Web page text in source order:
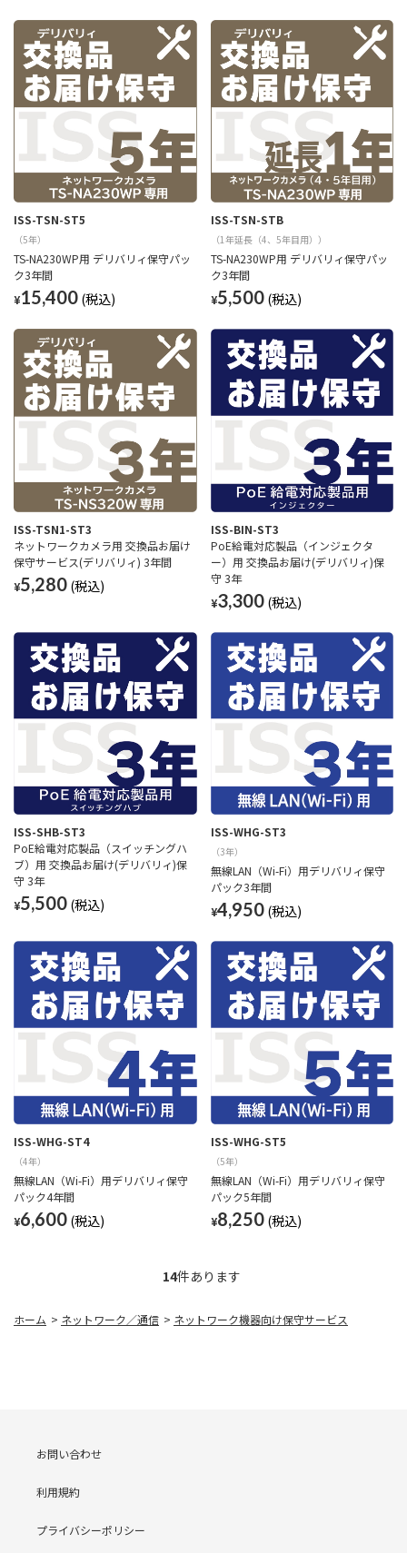
ISS-TSN-ST5
（5年）
TS-NA230WP用 デリバリィ保守パッ
ク3年間
¥15,400
ISS-TSN-STB
（1年延長（4、5年目用））
TS-NA230WP用 デリバリィ保守パッ
ク3年間
¥5,500
ISS-TSN1-ST3
ネットワークカメラ用 交換品お届け
保守サービス(デリバリィ) 3年間
¥5,280
ISS-BIN-ST3
PoE給電対応製品（インジェクタ
ー）用 交換品お届け(デリバリィ)保
守 3年
¥3,300
ISS-SHB-ST3
PoE給電対応製品（スイッチングハ
ブ）用 交換品お届け(デリバリィ)保
守 3年
¥5,500
ISS-WHG-ST3
（3年）
無線LAN（Wi-Fi）用デリバリィ保守
パック3年間
¥4,950
ISS-WHG-ST4
（4年）
無線LAN（Wi-Fi）用デリバリィ保守
パック4年間
¥6,600
ISS-WHG-ST5
（5年）
無線LAN（Wi-Fi）用デリバリィ保守
パック5年間
¥8,250
14件あります
ホーム > ネットワーク／通信 > ネットワーク機器向け保守サービス
お問い合わせ
利用規約
プライバシーポリシー